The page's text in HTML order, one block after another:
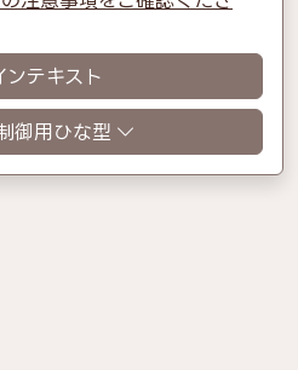
ンテキスト
御用ひな型